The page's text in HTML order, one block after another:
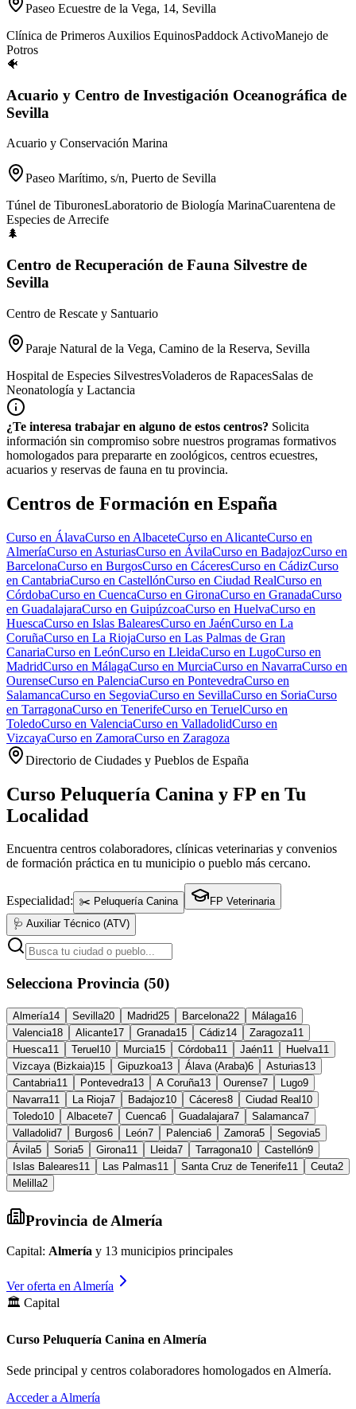
Paseo Ecuestre de la Vega, 14, Sevilla
Clínica de Primeros Auxilios EquinosPaddock ActivoManejo de
Potros
🐠
Acuario y Centro de Investigación Oceanográfica de
Sevilla
Acuario y Conservación Marina
Paseo Marítimo, s/n, Puerto de Sevilla
Túnel de TiburonesLaboratorio de Biología MarinaCuarentena de
Especies de Arrecife
🌲
Centro de Recuperación de Fauna Silvestre de
Sevilla
Centro de Rescate y Santuario
Paraje Natural de la Vega, Camino de la Reserva, Sevilla
Hospital de Especies SilvestresVoladeros de RapacesSalas de
Neonatología y Lactancia
¿Te interesa trabajar en alguno de estos centros? Solicita
información sin compromiso sobre nuestros programas formativos
homologados para prepararte en zoológicos, centros ecuestres,
acuarios y reservas de fauna en tu provincia.
Centros de Formación en España
Curso en ÁlavaCurso en AlbaceteCurso en AlicanteCurso en
AlmeríaCurso en AsturiasCurso en ÁvilaCurso en BadajozCurso en
BarcelonaCurso en BurgosCurso en CáceresCurso en CádizCurso
en CantabriaCurso en CastellónCurso en Ciudad RealCurso en
CórdobaCurso en CuencaCurso en GironaCurso en GranadaCurso
en GuadalajaraCurso en GuipúzcoaCurso en HuelvaCurso en
HuescaCurso en Islas BalearesCurso en JaénCurso en La
CoruñaCurso en La RiojaCurso en Las Palmas de Gran
CanariaCurso en LeónCurso en LleidaCurso en LugoCurso en
MadridCurso en MálagaCurso en MurciaCurso en NavarraCurso en
OurenseCurso en PalenciaCurso en PontevedraCurso en
SalamancaCurso en SegoviaCurso en SevillaCurso en SoriaCurso
en TarragonaCurso en TenerifeCurso en TeruelCurso en
ToledoCurso en ValenciaCurso en ValladolidCurso en
VizcayaCurso en ZamoraCurso en Zaragoza
Directorio de Ciudades y Pueblos de España
Curso Peluquería Canina y FP en Tu
Localidad
Encuentra centros colaboradores, clínicas veterinarias y convenios
de formación práctica en tu municipio o pueblo más cercano.
Especialidad: ✂️ Peluquería Canina
FP Veterinaria
🩺 Auxiliar Técnico (ATV)
Selecciona Provincia (50)
Almería14 Sevilla20 Madrid25 Barcelona22 Málaga16
Valencia18 Alicante17 Granada15 Cádiz14 Zaragoza11
Huesca11 Teruel 10 Murcia15 Córdoba11 Jaén11 Huelva11
Vizcaya (Bizkaia)15 Gipuzkoa13 Álava (Araba)6 Asturias13
Cantabria11 Pontevedra13 A Coruña13 Ourense7 Lugo9
Navarra11 La Rioja7 Badajoz10 Cáceres8 Ciudad Real 10
Toledo10 Albacete7 Cuenca6 Guadalajara7 Salamanca7
Valladolid7 Burgos6 León7 Palencia6 Zamora5 Segovia5
Ávila5 Soria5 Girona11 Lleida7 Tarragona10 Castellón9
Islas Baleares11 Las Palmas11 Santa Cruz de Tenerife11 Ceuta2
Melilla2
Provincia de Almería
Capital: Almería y 13 municipios principales
Ver oferta en Almería
🏛️ Capital
Curso Peluquería Canina en Almería
Sede principal y centros colaboradores homologados en Almería.
Acceder a Almería